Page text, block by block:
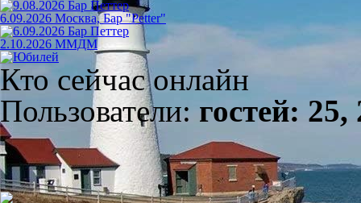
6.09.2026 Москва, Бар "Petter"
2.10.2026 ММДМ
Кто сейчас онлайн
Пользователи:гостей: 25,